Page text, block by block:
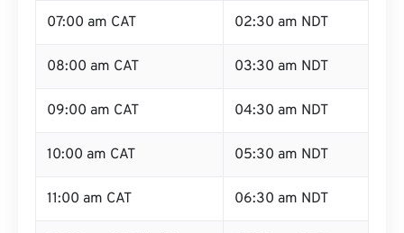
07:00 am CAT 02:30 am NDT
08:00 am CAT 03:30 am NDT
09:00 am CAT 04:30 am NDT
10:00 am CAT 05:30 am NDT
11:00 am CAT 06:30 am NDT